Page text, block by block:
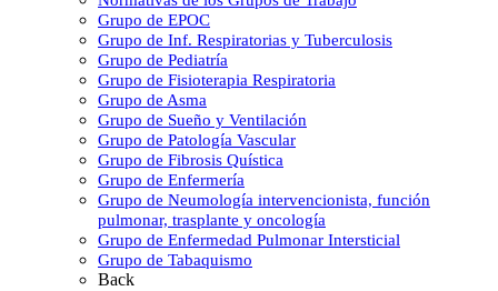
Grupo de EPOC
Grupo de Inf. Respiratorias y Tuberculosis
Grupo de Pediatría
Grupo de Fisioterapia Respiratoria
Grupo de Asma
Grupo de Sueño y Ventilación
Grupo de Patología Vascular
Grupo de Fibrosis Quística
Grupo de Enfermería
Grupo de Neumología intervencionista, función
pulmonar, trasplante y oncología
Grupo de Enfermedad Pulmonar Intersticial
Grupo de Tabaquismo
Back